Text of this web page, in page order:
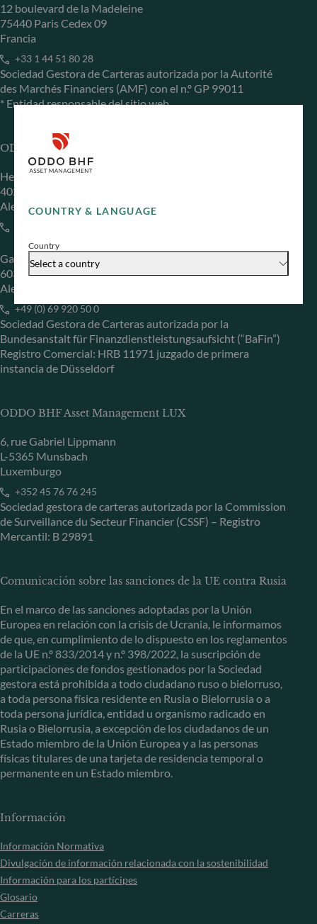
COUNTRY & LANGUAGE
Country
Select a country
12 boulevard de la Madeleine
75440 Paris Cedex 09
Francia
+33 1 44 51 80 28
Sociedad Gestora de Carteras autorizada por la Autorité
des Marchés Financiers (AMF) con el n.º GP 99011
* Entidad responsable del sitio web
ODDO BHF Asset Management GmbH
Herzogstraße 15
40217 Düsseldorf
Alemania
Gallusanlage 8
60329 Frankfurt am Main
Alemania
+49 (0) 69 920 50 0
Sociedad Gestora de Carteras autorizada por la
Bundesanstalt für Finanzdienstleistungsaufsicht (“BaFin”)
Registro Comercial: HRB 11971 juzgado de primera
instancia de Düsseldorf
ODDO BHF Asset Management LUX
6, rue Gabriel Lippmann
L-5365 Munsbach
Luxemburgo
+352 45 76 76 245
Sociedad gestora de carteras autorizada por la Commission
de Surveillance du Secteur Financier (CSSF) – Registro
Mercantil: B 29891
Comunicación sobre las sanciones de la UE contra Rusia
En el marco de las sanciones adoptadas por la Unión
Europea en relación con la crisis de Ucrania, le informamos
de que, en cumplimiento de lo dispuesto en los reglamentos
de la UE n.º 833/2014 y n.º 398/2022, la suscripción de
participaciones de fondos gestionados por la Sociedad
gestora está prohibida a todo ciudadano ruso o bielorruso,
a toda persona física residente en Rusia o Bielorrusia o a
toda persona jurídica, entidad u organismo radicado en
Rusia o Bielorrusia, a excepción de los ciudadanos de un
Estado miembro de la Unión Europea y a las personas
físicas titulares de una tarjeta de residencia temporal o
permanente en un Estado miembro.
Información
Información Normativa
Divulgación de información relacionada con la sostenibilidad
Información para los partícipes
Glosario
Carreras